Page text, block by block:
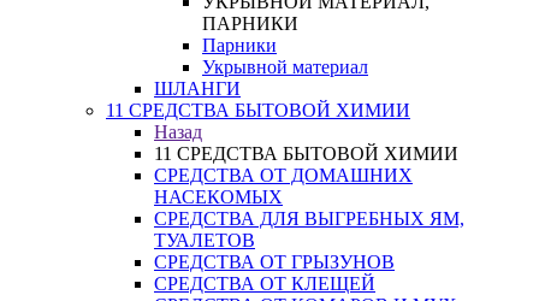
ПАРНИКИ
Парники
Укрывной материал
ШЛАНГИ
11 СРЕДСТВА БЫТОВОЙ ХИМИИ
Назад
11 СРЕДСТВА БЫТОВОЙ ХИМИИ
СРЕДСТВА ОТ ДОМАШНИХ
НАСЕКОМЫХ
СРЕДСТВА ДЛЯ ВЫГРЕБНЫХ ЯМ,
ТУАЛЕТОВ
СРЕДСТВА ОТ ГРЫЗУНОВ
СРЕДСТВА ОТ КЛЕЩЕЙ